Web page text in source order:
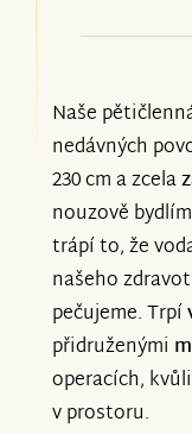
Naše
nedávných
230 cm a zcela
nouzově
trápí to, že
našeho
pečujeme. Trpí
přidruženými
operacích,
v prostoru.